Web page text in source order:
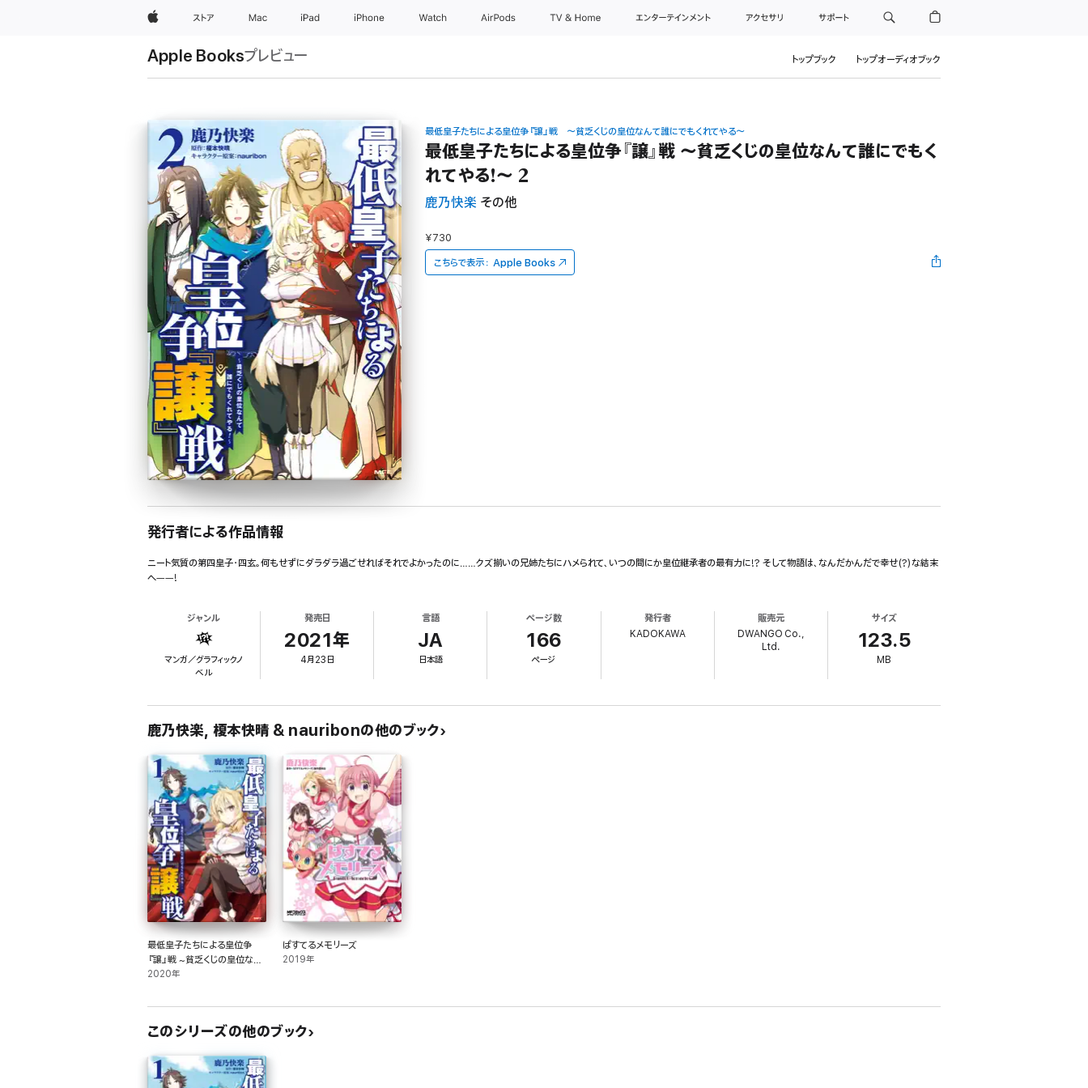
Appleストア Mac iPad iPhone Watch AirPods TV & Home エンターテインメント アクセサリ サポート
Apple Booksプレビュー トップブック トップオーディオブック
最低皇子たちによる皇位争『譲』戦 ～貧乏くじの皇位なんて誰にでもくれてやる～
最低皇子たちによる皇位争『譲』戦 ～貧乏くじの皇位なんて誰にでもく
れてやる!～ 2
鹿乃快楽 その他
¥730
こちらで表示： Apple Books
発行者による作品情報
ニート気質の第四皇子・四玄。何もせずにダラダラ過ごせればそれでよかったのに……クズ揃いの兄姉たちにハメられて、いつの間にか皇位継承者の最有力に!? そして物語は、なんだかんだで幸せ(?)な結末
へ――!
ジャンル
マンガ／グラフィックノ
ベル
発売日
2021年
4月23日
言語
JA
日本語
ページ数
166
ページ
発行者
KADOKAWA
販売元
DWANGO Co.,
Ltd.
サイズ
123.5
MB
鹿乃快楽, 榎本快晴 & nauribonの他のブック
最低皇子たちによる皇位争
『譲』戦 ~貧乏くじの皇位なん
て誰にでもくれてやる!~ 1
2020年
ぱすてるメモリーズ
2019年
このシリーズの他のブック